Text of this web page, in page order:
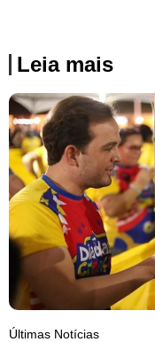
Leia mais
Últimas Notícias